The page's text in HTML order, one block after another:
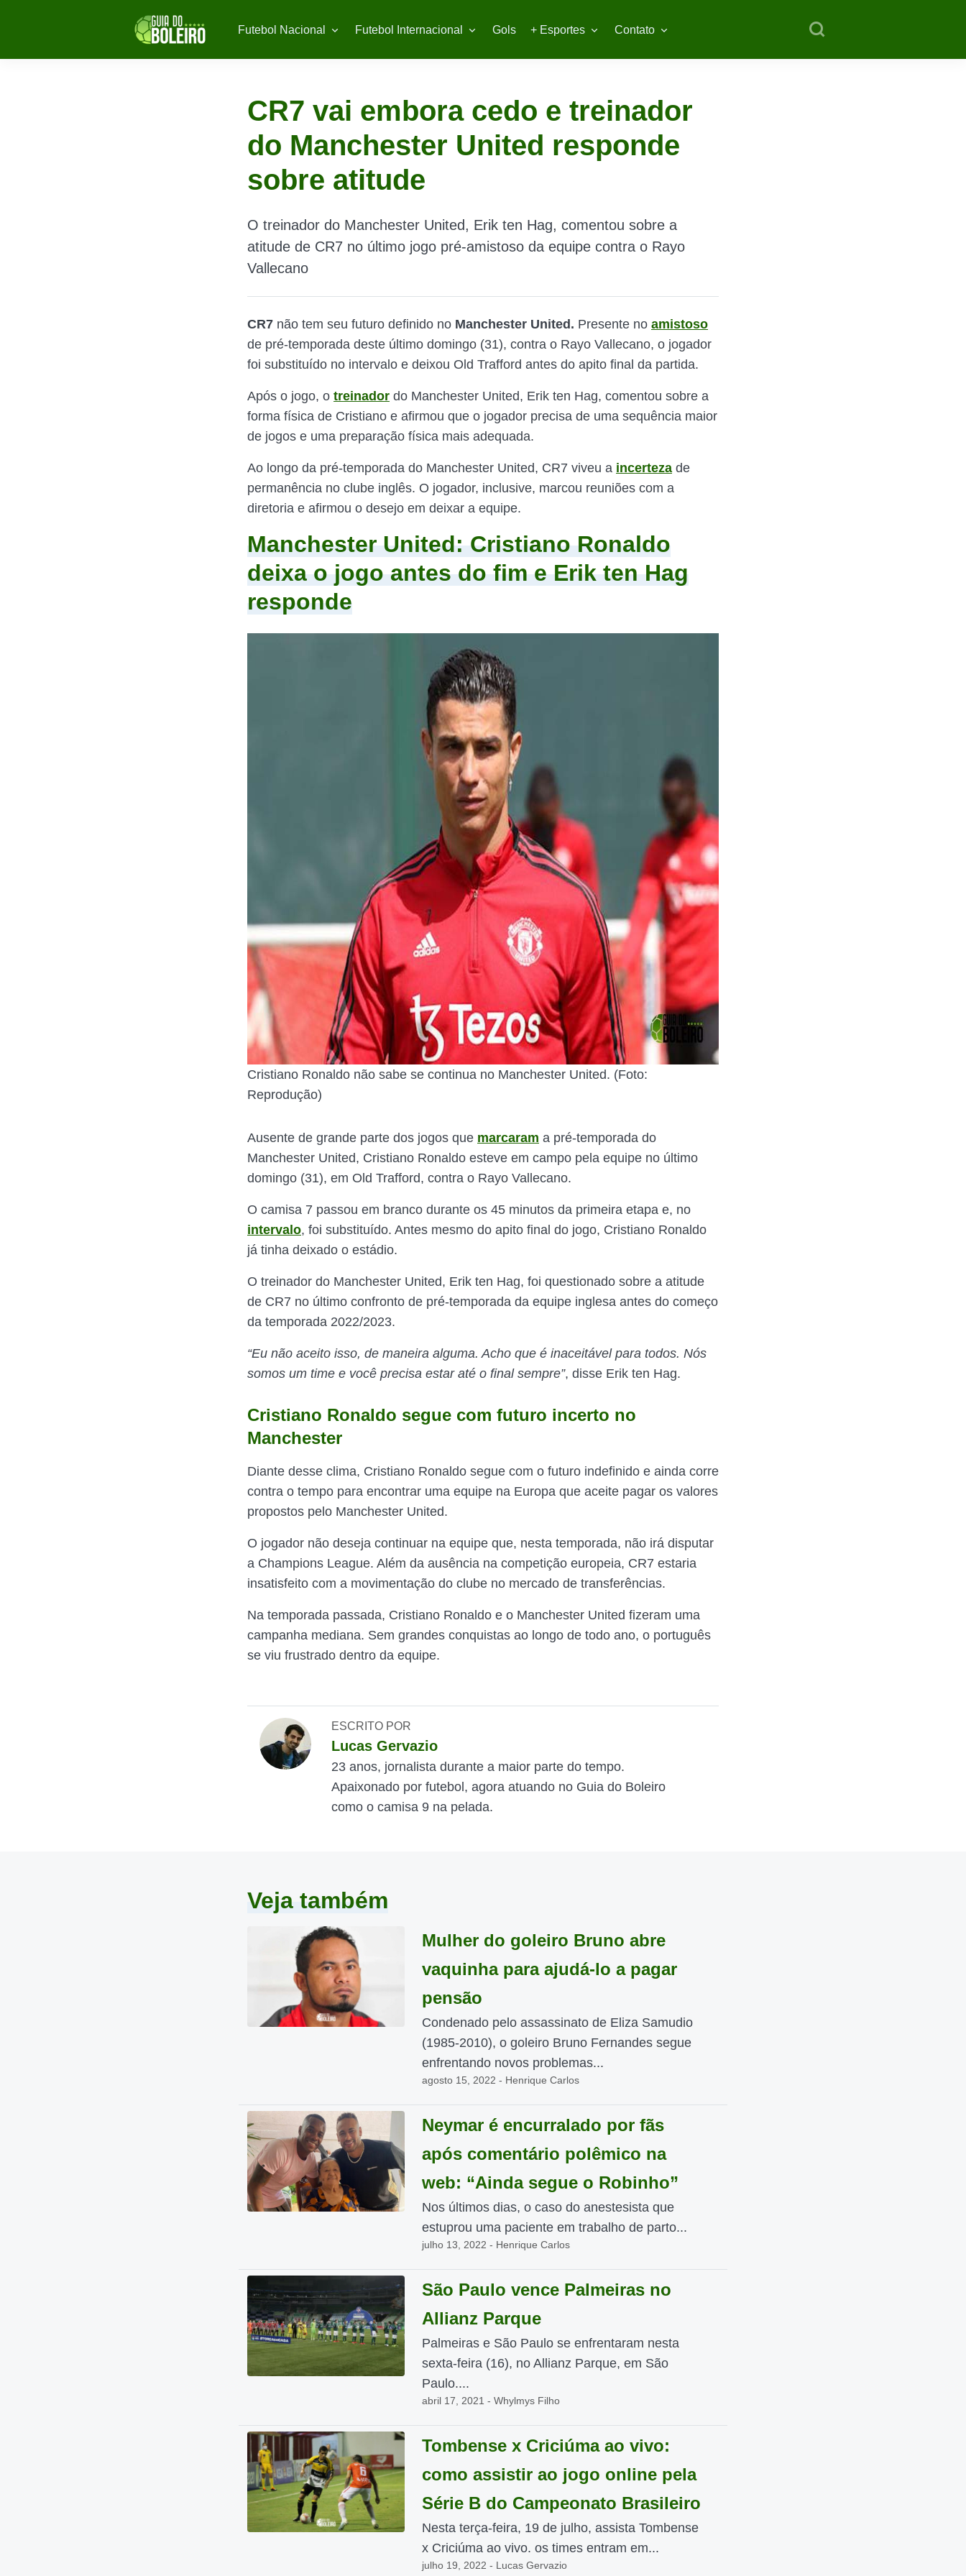
Futebol Nacional Futebol Internacional Gols + Esportes Contato
CR7 vai embora cedo e treinador
do Manchester United responde
sobre atitude
O treinador do Manchester United, Erik ten Hag, comentou sobre a
atitude de CR7 no último jogo pré-amistoso da equipe contra o Rayo
Vallecano
CR7 não tem seu futuro definido no Manchester United. Presente no amistoso
de pré-temporada deste último domingo (31), contra o Rayo Vallecano, o jogador
foi substituído no intervalo e deixou Old Trafford antes do apito final da partida.
Após o jogo, o treinador do Manchester United, Erik ten Hag, comentou sobre a
forma física de Cristiano e afirmou que o jogador precisa de uma sequência maior
de jogos e uma preparação física mais adequada.
Ao longo da pré-temporada do Manchester United, CR7 viveu a incerteza de
permanência no clube inglês. O jogador, inclusive, marcou reuniões com a
diretoria e afirmou o desejo em deixar a equipe.
Manchester United: Cristiano Ronaldo
deixa o jogo antes do fim e Erik ten Hag
responde
Cristiano Ronaldo não sabe se continua no Manchester United. (Foto:
Reprodução)
Ausente de grande parte dos jogos que marcaram a pré-temporada do
Manchester United, Cristiano Ronaldo esteve em campo pela equipe no último
domingo (31), em Old Trafford, contra o Rayo Vallecano.
O camisa 7 passou em branco durante os 45 minutos da primeira etapa e, no
intervalo, foi substituído. Antes mesmo do apito final do jogo, Cristiano Ronaldo
já tinha deixado o estádio.
O treinador do Manchester United, Erik ten Hag, foi questionado sobre a atitude
de CR7 no último confronto de pré-temporada da equipe inglesa antes do começo
da temporada 2022/2023.
“Eu não aceito isso, de maneira alguma. Acho que é inaceitável para todos. Nós
somos um time e você precisa estar até o final sempre”, disse Erik ten Hag.
Cristiano Ronaldo segue com futuro incerto no
Manchester
Diante desse clima, Cristiano Ronaldo segue com o futuro indefinido e ainda corre
contra o tempo para encontrar uma equipe na Europa que aceite pagar os valores
propostos pelo Manchester United.
O jogador não deseja continuar na equipe que, nesta temporada, não irá disputar
a Champions League. Além da ausência na competição europeia, CR7 estaria
insatisfeito com a movimentação do clube no mercado de transferências.
Na temporada passada, Cristiano Ronaldo e o Manchester United fizeram uma
campanha mediana. Sem grandes conquistas ao longo de todo ano, o português
se viu frustrado dentro da equipe.
ESCRITO POR
Lucas Gervazio
23 anos, jornalista durante a maior parte do tempo.
Apaixonado por futebol, agora atuando no Guia do Boleiro
como o camisa 9 na pelada.
Veja também
Mulher do goleiro Bruno abre
vaquinha para ajudá-lo a pagar
pensão
Condenado pelo assassinato de Eliza Samudio
(1985-2010), o goleiro Bruno Fernandes segue
enfrentando novos problemas...
agosto 15, 2022 - Henrique Carlos
Neymar é encurralado por fãs
após comentário polêmico na
web: “Ainda segue o Robinho”
Nos últimos dias, o caso do anestesista que
estuprou uma paciente em trabalho de parto...
julho 13, 2022 - Henrique Carlos
São Paulo vence Palmeiras no
Allianz Parque
Palmeiras e São Paulo se enfrentaram nesta
sexta-feira (16), no Allianz Parque, em São
Paulo....
abril 17, 2021 - Whylmys Filho
Tombense x Criciúma ao vivo:
como assistir ao jogo online pela
Série B do Campeonato Brasileiro
Nesta terça-feira, 19 de julho, assista Tombense
x Criciúma ao vivo. os times entram em...
julho 19, 2022 - Lucas Gervazio